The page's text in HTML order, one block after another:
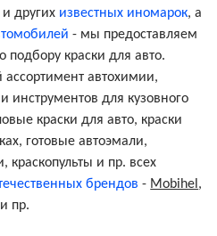
и других известных иномарок, а
- мы предоставляем
подбору краски для авто.
автохимии,
инструментов для кузовного
краски для авто, краски
готовые автоэмали,
краскопульты и пр. всех
брендов - Mobihel ,
и пр.